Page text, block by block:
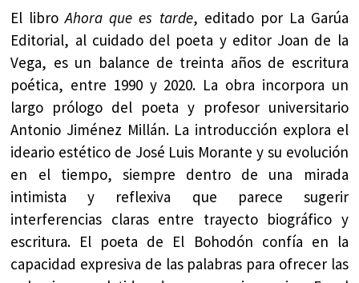
El libroAhora que es tarde, editado por La Garúa
Editorial, al cuidado del poeta y editor Joan de la
Vega, es un balance de treinta años de escritura
poética, entre 1990 y 2020. La obra incorpora un
largo prólogo del poeta y profesor universitario
Antonio Jiménez Millán. La introducción explora el
ideario estético de José Luis Morante y su evolución
en el tiempo, siempre dentro de una mirada
intimista y reflexiva que parece sugerir
interferencias claras entre trayecto biográfico y
escritura. El poeta de El Bohodón confía en la
capacidad expresiva de las palabras para ofrecer las